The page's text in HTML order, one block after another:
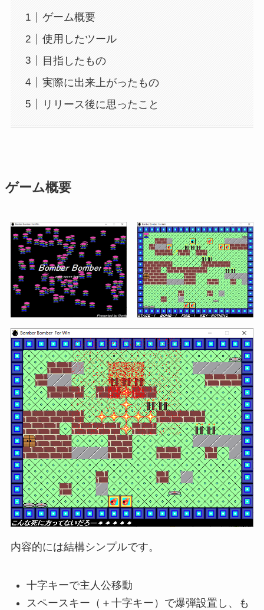
ゲーム概要
使用したツール
目指したもの
実際に出来上がったもの
リリース後に思ったこと
ゲーム概要
内容的には結構シンプルです。
十字キーで主人公移動
スペースキー（＋十字キー）で爆弾設置し、も